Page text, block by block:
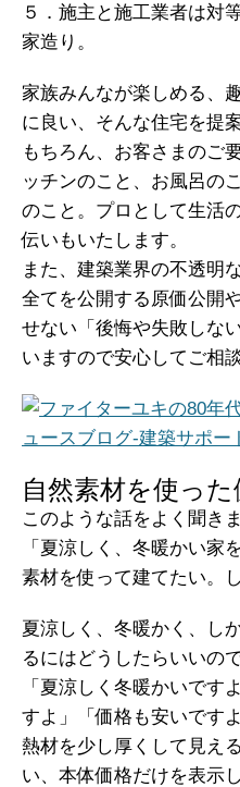
５．施主と施工業者は対
家造り。
家族みんなが楽しめる、
に良い、そんな住宅を提
もちろん、お客さまのご
ッチンのこと、お風呂の
のこと。プロとして生活
伝いもいたします。
また、建築業界の不透明
全てを公開する原価公開
せない「後悔や失敗しな
いますので安心してご相
自然素材を使っ
このような話をよく聞きま
「夏涼しく、冬暖かい家
素材を使って建てたい。
夏涼しく、冬暖かく、し
るにはどうしたらいいの
「夏涼しく冬暖かいです
すよ」「価格も安いです
熱材を少し厚くして見え
い、本体価格だけを表示